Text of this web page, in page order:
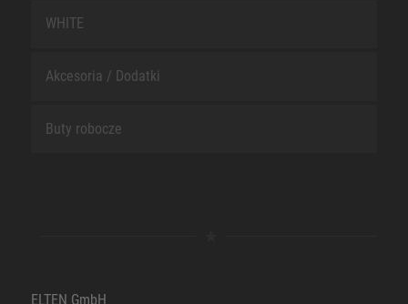
WHITE
Akcesoria / Dodatki
Buty robocze
ELTEN GmbH